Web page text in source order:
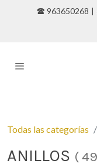
🕿 963650268 |
Todas las categorías
ANILLOS (49